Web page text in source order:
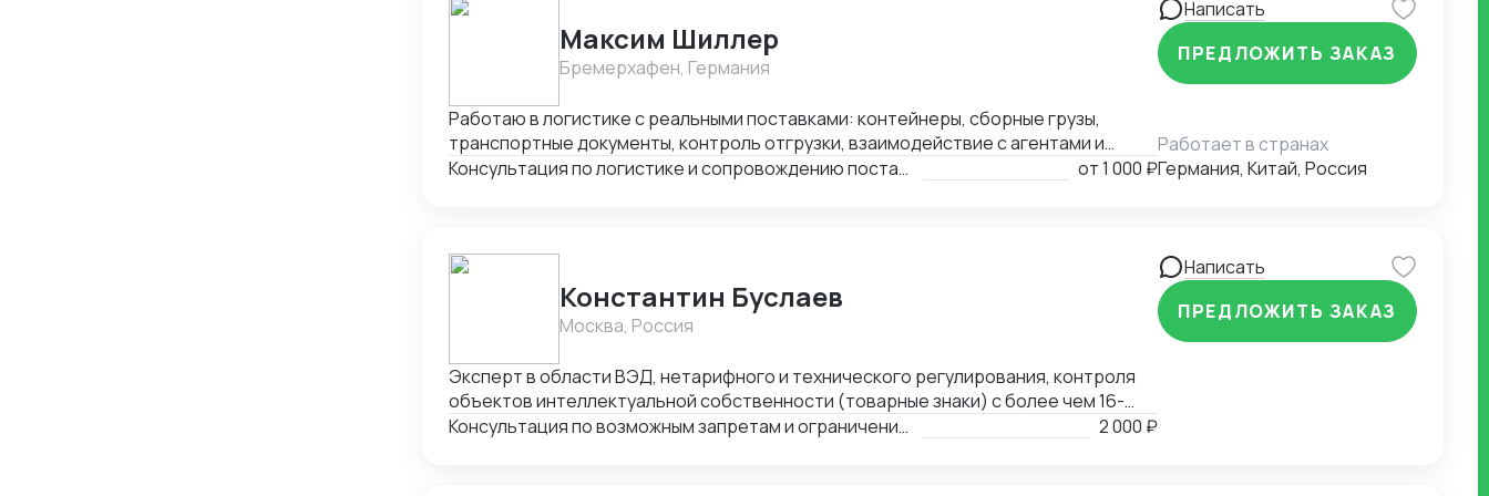
Максим Шиллер
Бремерхафен, Германия
Работаю в логистике с реальными поставками: контейнеры, сборные грузы,
транспортные документы, контроль отгрузки, взаимодействие с агентами и
перевозчиками. Специализируюсь на логистике из Европы, умею быстро
Консультация по логистике и сопровождению поставок (к примеру из Европы и Китая) от1 000 ₽
Написать
ПРЕДЛОЖИТЬ ЗАКАЗ
Работает в странах
Германия, Китай, Россия
Константин Буслаев
Москва, Россия
Эксперт в области ВЭД, нетарифного и технического регулирования, контроля
объектов интеллектуальной собственности (товарные знаки) с более чем 16-
летним опытом. Успешные проекты по автоматизации таможенных бизнес-
Консультация по возможным запретам и ограничениям при импорте и экспорте 2 000 ₽
Написать
ПРЕДЛОЖИТЬ ЗАКАЗ